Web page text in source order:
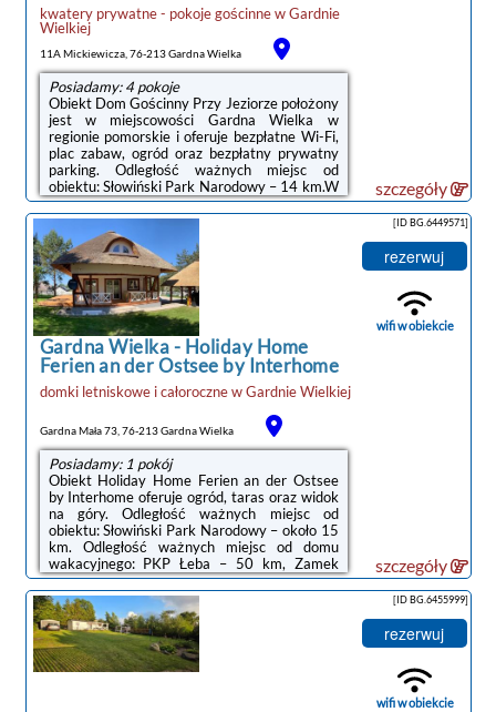
kwatery prywatne - pokoje gościnnewGardnie
Wielkiej
11A Mickiewicza, 76-213 Gardna Wielka
Posiadamy: 4 pokoje
Obiekt Dom Gościnny Przy Jeziorze położony
jest w miejscowości Gardna Wielka w
regionie pomorskie i oferuje bezpłatne Wi-Fi,
plac zabaw, ogród oraz bezpłatny prywatny
parking. Odległość ważnych miejsc od
obiektu: Słowiński Park Narodowy – 14 km.W
niektórych opcjach zakwaterowania
zapewniono aneks kuchenny z pełnym
wyposażeniem, prywatną łazienkę z bidetem
oraz balkon z widokiem na jezioro.Na miejscu
dostępny jest taras i sprzęt do grillowania, a
w okolicy panują doskonałe warunki do
uprawiania trekkingu oraz jazdy na
rowerze.Odległość ważnych miejsc od
obiektu: PKP ...
szczegóły
Gardna Wielka- Holiday Home
Ferien an der Ostsee by Interhome
domki letniskowe i całorocznewGardnie Wielkiej
Gardna Mała 73, 76-213 Gardna Wielka
Posiadamy: 1 pokój
Obiekt Holiday Home Ferien an der Ostsee
by Interhome oferuje ogród, taras oraz widok
na góry. Odległość ważnych miejsc od
obiektu: Słowiński Park Narodowy – około 15
km. Odległość ważnych miejsc od domu
wakacyjnego: PKP Łeba – 50 km, Zamek
krzyżacki w Lęborku – 50 km.W domu
wakacyjnym zapewniono kilka sypialni (3),
aneks kuchenny z pełnym wyposażeniem, w
tym lodówką oraz zmywarką, a także kilka
łazienek (2) z wanną lub
prysznicem.Odległość ważnych miejsc od
[ID BG.6449571]
rezerwuj
wifi w obiekcie
szczegóły
[ID BG.6455999]
rezerwuj
wifi w obiekcie